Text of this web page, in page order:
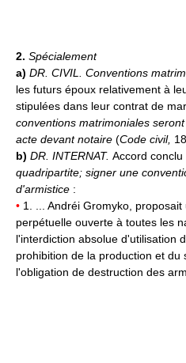
2. Spécialement
a) DR. CIVIL. Conventions
les futurs époux relativement à
stipulées dans leur contrat de
conventions matrimoniales
acte devant notaire (Code civil,
b) DR. INTERNAT. Accord conclu
quadripartite; signer une
d'armistice :
• 1. ... Andréi Gromyko, proposait
perpétuelle ouverte à toutes les
l'interdiction absolue d'utilisation
prohibition de la production et du
l'obligation de destruction des